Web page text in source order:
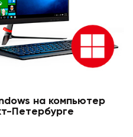
на компьютер
Петербурге